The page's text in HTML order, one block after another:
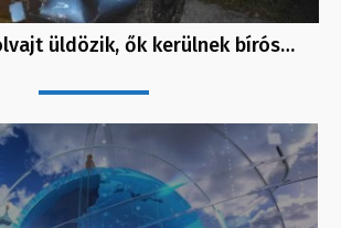
üldözik, ők kerülnek bírós…